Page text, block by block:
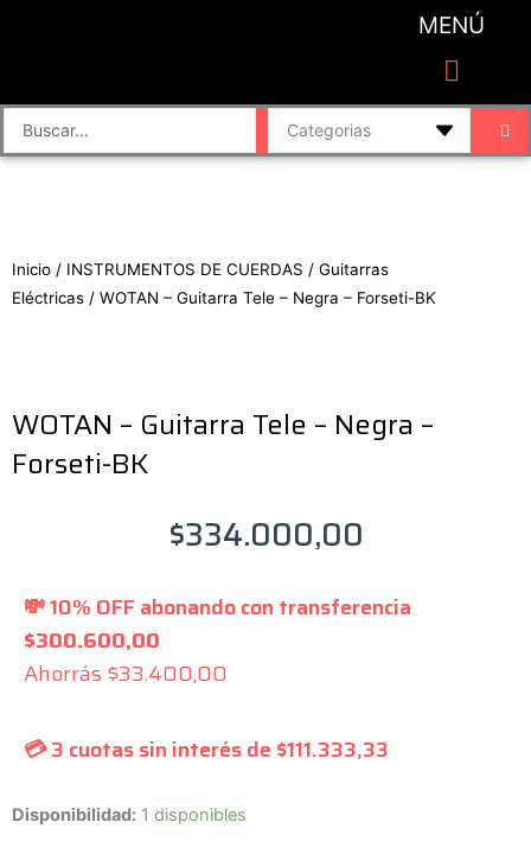
MENÚ
Search
...
Inicio / INSTRUMENTOS DE CUERDAS / Guitarras
Eléctricas / WOTAN – Guitarra Tele – Negra – Forseti-BK
WOTAN – Guitarra Tele – Negra –
Forseti-BK
$334.000,00
💸 10% OFF abonando con transferencia
$300.600,00
Ahorrás $33.400,00
💳 3 cuotas sin interés de $111.333,33
Disponibilidad: 1 disponibles
WOTAN